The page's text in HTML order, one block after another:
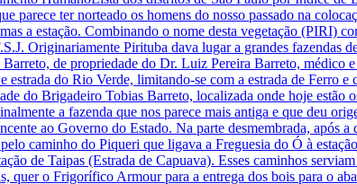
parece ter nor­teado os homens do nosso passado na
a estação. Combinando o nome desta vegetação (PIRI)
Originariamente Pirituba dava lugar a grandes fazendas
de pro­priedade do Dr. Luiz Pereira Barreto, médico
do Rio Verde, limitando-se com a estrada de Ferro
do Brigadeiro Tobias Barreto, localizada onde hoje estão
a fazenda que nos parece mais antiga e que deu
ao Governo do Esta­do. Na parte desmembrada, após
caminho do Piqueri que ligava a Freguesia do Ó à
de Taipas (Estrada de Capuava). Esses caminhos
quer o Frigorífico Armour para a entrega dos bois para o